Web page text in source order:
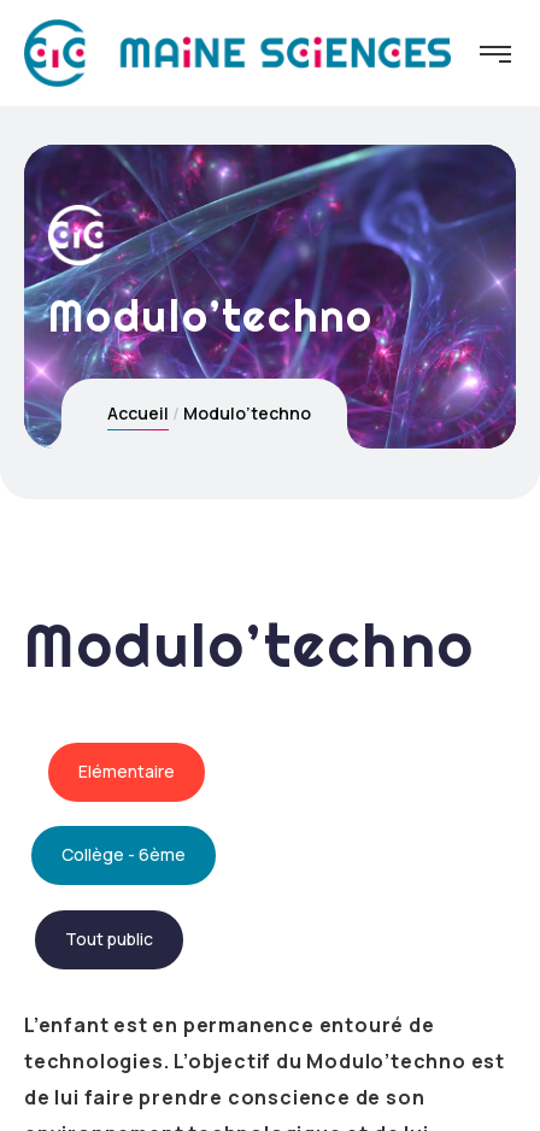
Modulo’techno
Accueil Modulo’techno
Modulo’techno
Elémentaire
Collège - 6ème
Tout public
L’enfant est en permanence entouré de
technologies. L’objectif du Modulo’techno est
de lui faire prendre conscience de son